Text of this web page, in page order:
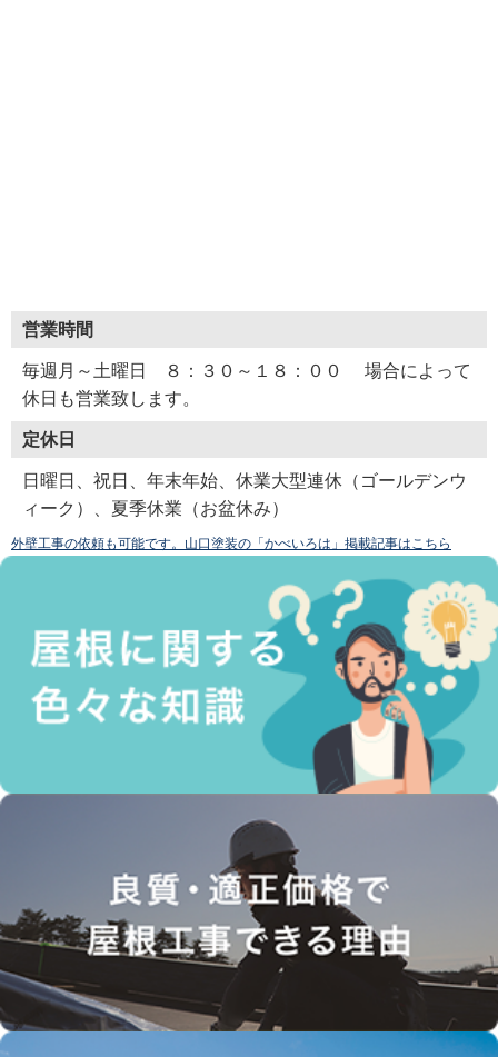
営業時間
毎週月～土曜日 ８：３０～１８：００ 場合によって
休日も営業致します。
定休日
日曜日、祝日、年末年始、休業大型連休（ゴールデンウ
ィーク）、夏季休業（お盆休み）
外壁工事の依頼も可能です。山口塗装の「かべいろは」掲載記事はこちら